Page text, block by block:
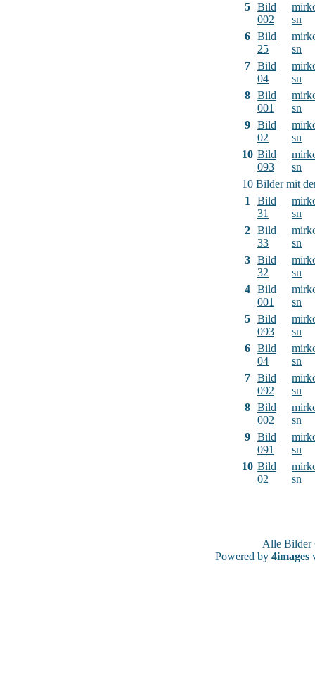
5 Bild
002
sn
6 Bild
25
sn
7 Bild
04
sn
8 Bild
001
sn
9 Bild
02
sn
10 Bild
093
sn
10 Bilder mit
1
Bild
31
sn
2 Bild
33
sn
3 Bild
32
sn
4 Bild
001
sn
5 Bild
093
sn
6 Bild
04
sn
7 Bild
092
sn
8 Bild
002
sn
9 Bild
091
sn
10 Bild
02
sn
Alle
Powered by 4images